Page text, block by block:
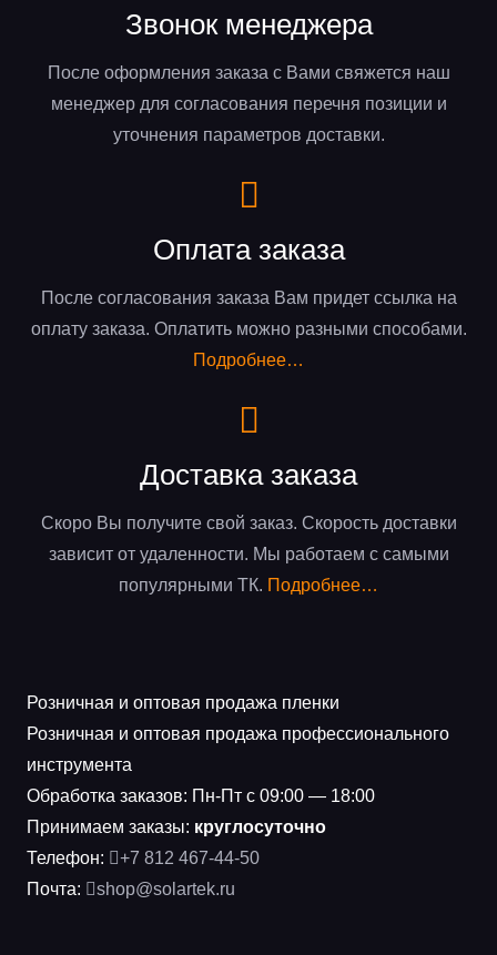
Звонок менеджера
После оформления заказа с Вами свяжется наш
менеджер для согласования перечня позиции и
уточнения параметров доставки.
Оплата заказа
После согласования заказа Вам придет ссылка на
оплату заказа. Оплатить можно разными способами.
Подробнее…
Доставка заказа
Скоро Вы получите свой заказ. Скорость доставки
зависит от удаленности. Мы работаем с самыми
популярными ТК. Подробнее…
Розничная и оптовая продажа пленки
Розничная и оптовая продажа профессионального
инструмента
Обработка заказов: Пн-Пт с 09:00 — 18:00
Принимаем заказы: круглосуточно
Телефон:
+7 812 467-44-50
Почта:
shop@solartek.ru